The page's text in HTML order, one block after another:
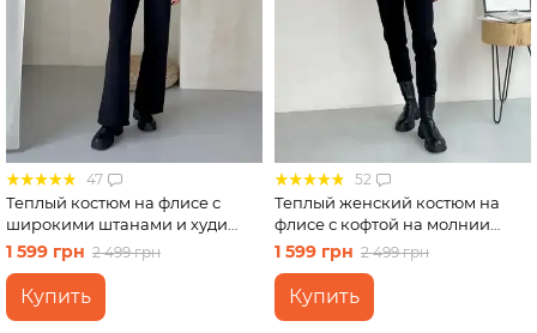
47
Теплый костюм на флисе с
широкими штанами и худи
черный Merlini Тулон
100001061, размер 54-56 (4XL-
5XL)
1 599 грн 2 499 грн
Купить
52
Теплый женский костюм на
флисе с кофтой на молнии
черный Merlini Анже
100001081, размер 54-56 (4XL-
5XL)
1 599 грн 2 499 грн
Купить